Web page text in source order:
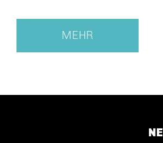
MEHR